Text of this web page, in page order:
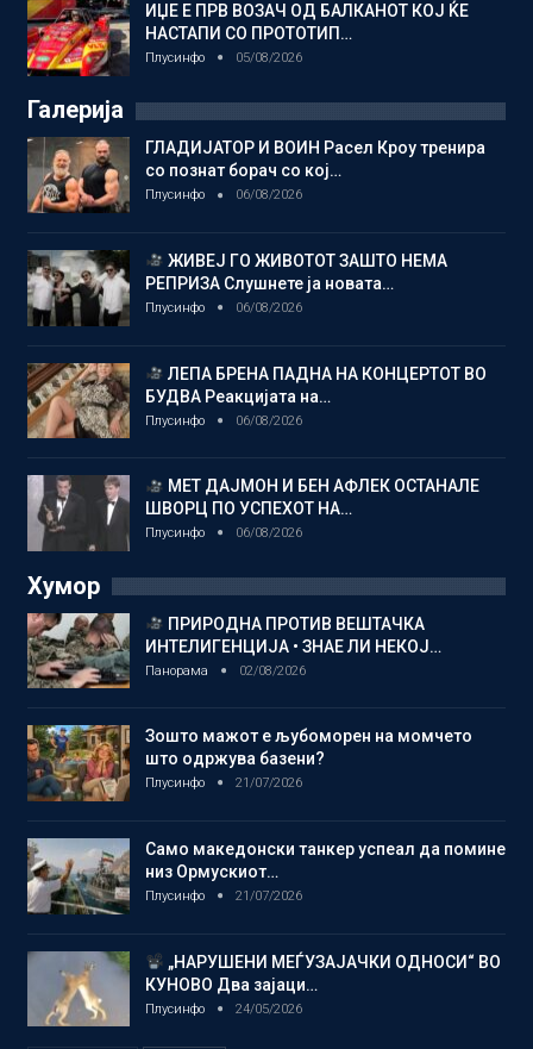
ИЏЕ Е ПРВ ВОЗАЧ ОД БАЛКАНОТ КОЈ ЌЕ
НАСТАПИ СО ПРОТОТИП…
Плусинфо 05/08/2026
Галерија
ГЛАДИЈАТОР И ВОИН Расел Кроу тренира
со познат борач со кој…
Плусинфо 06/08/2026
ЖИВЕЈ ГО ЖИВОТОТ ЗАШТО НЕМА
РЕПРИЗА Слушнете ја новата…
Плусинфо 06/08/2026
ЛЕПА БРЕНА ПАДНА НА КОНЦЕРТОТ ВО
БУДВА Реакцијата на…
Плусинфо 06/08/2026
МЕТ ДАЈМОН И БЕН АФЛЕК ОСТАНАЛЕ
ШВОРЦ ПО УСПЕХОТ НА…
Плусинфо 06/08/2026
Хумор
ПРИРОДНА ПРОТИВ ВЕШТАЧКА
ИНТЕЛИГЕНЦИЈА • ЗНАЕ ЛИ НЕКОЈ…
Панорама 02/08/2026
Зошто мажот е љубоморен на момчето
што одржува базени?
Плусинфо 21/07/2026
Само македонски танкер успеал да помине
низ Ормускиот…
Плусинфо 21/07/2026
„НАРУШЕНИ МЕЃУЗАЈАЧКИ ОДНОСИ“ ВО
КУНОВО Два зајаци…
Плусинфо 24/05/2026